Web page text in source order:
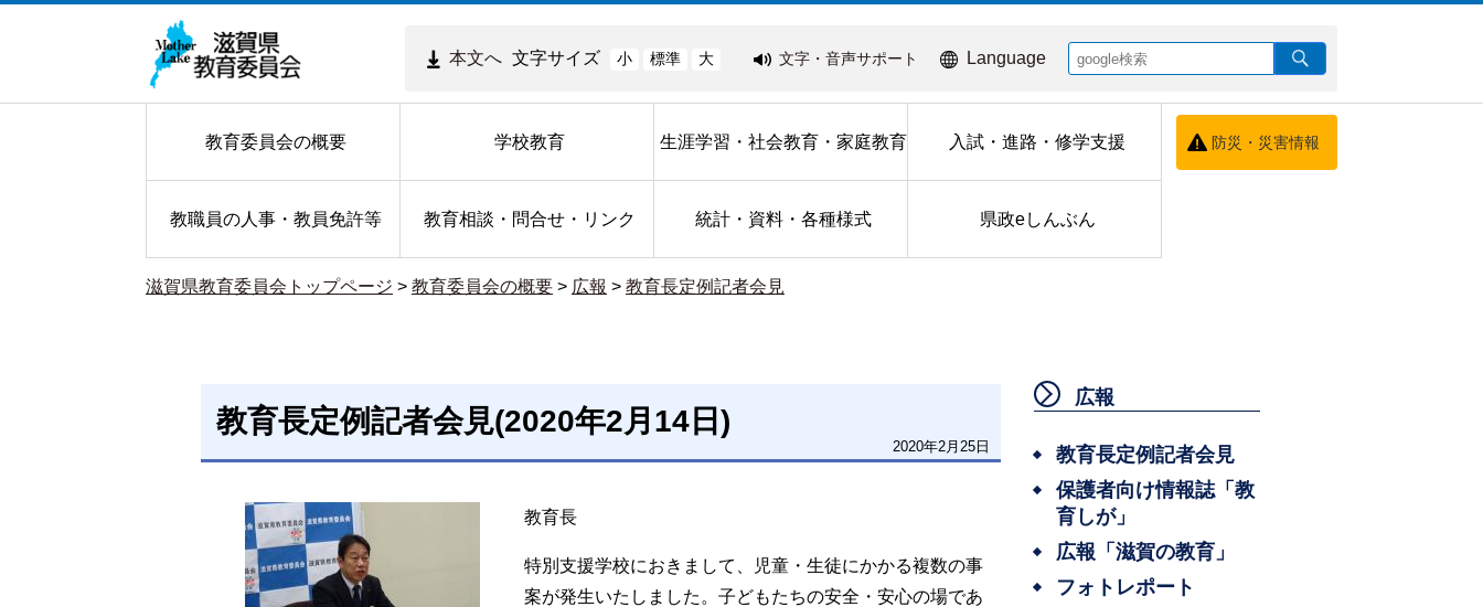
本文へ 文字サイズ 小 標準 大 文字・音声サポート Language
教育委員会の概要 学校教育 生涯学習・社会教育・家庭教育 入試・進路・修学支援
教職員の人事・教員免許等 教育相談・問合せ・リンク 統計・資料・各種様式 県政eしんぶん
防災・災害情報
滋賀県教育委員会トップページ > 教育委員会の概要 > 広報 > 教育長定例記者会見
教育長定例記者会見(2020年2月14日)
2020年2月25日
教育長
特別支援学校におきまして、児童・生徒にかかる複数の事
案が発生いたしました。子どもたちの安全・安心の場であ
広報
教育長定例記者会見
保護者向け情報誌「教
育しが」
広報「滋賀の教育」
フォトレポート